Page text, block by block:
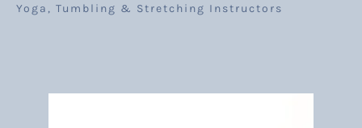
Yoga, Tumbling & Stretching Instructors